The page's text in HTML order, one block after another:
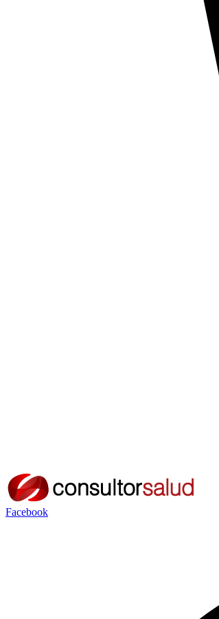
Facebook